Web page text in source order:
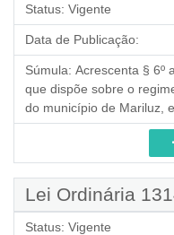
Status: Vigente
Data de Publicação:
Súmula: Acrescenta § 6º
que dispõe sobre o
do município de Mariluz,
Lei Ordinária
Status: Vigente